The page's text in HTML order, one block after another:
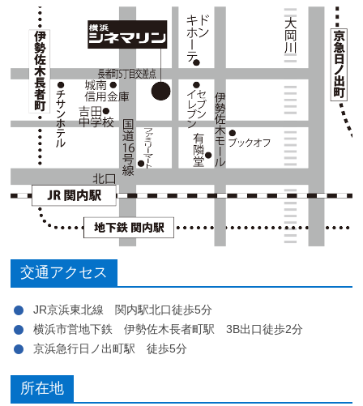
交通アクセス
JR京浜東北線 関内駅北口徒歩5分
横浜市営地下鉄 伊勢佐木長者町駅 3B出口徒歩2分
京浜急行日ノ出町駅 徒歩5分
所在地